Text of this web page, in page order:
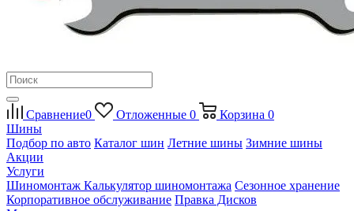
Сравнение0 Отложенные 0 Корзина 0
Шины
Подбор по авто Каталог шин Летние шины Зимние шины
Акции
Услуги
Шиномонтаж Калькулятор шиномонтажа Сезонное хранение
Корпоративное обслуживание Правка Дисков